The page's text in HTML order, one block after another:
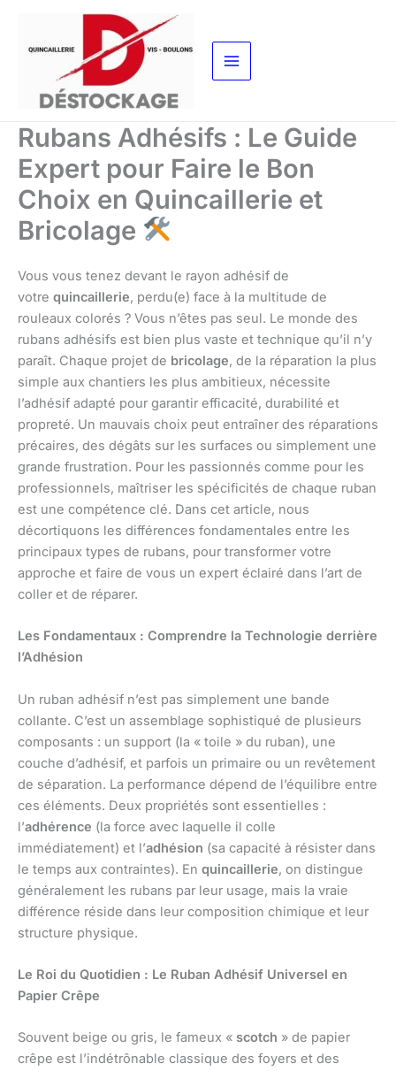
contenu
Rubans Adhésifs : Le Guide
Expert pour Faire le Bon
Choix en Quincaillerie et
Bricolage
Vous vous tenez devant le rayon adhésif de
votre quincaillerie, perdu(e) face à la multitude de
rouleaux colorés ? Vous n’êtes pas seul. Le monde des
rubans adhésifs est bien plus vaste et technique qu’il n’y
paraît. Chaque projet de bricolage, de la réparation la plus
simple aux chantiers les plus ambitieux, nécessite
l’adhésif adapté pour garantir efficacité, durabilité et
propreté. Un mauvais choix peut entraîner des réparations
précaires, des dégâts sur les surfaces ou simplement une
grande frustration. Pour les passionnés comme pour les
professionnels, maîtriser les spécificités de chaque ruban
est une compétence clé. Dans cet article, nous
décortiquons les différences fondamentales entre les
principaux types de rubans, pour transformer votre
approche et faire de vous un expert éclairé dans l’art de
coller et de réparer.
Les Fondamentaux : Comprendre la Technologie derrière
l’Adhésion
Un ruban adhésif n’est pas simplement une bande
collante. C’est un assemblage sophistiqué de plusieurs
composants : un support (la « toile » du ruban), une
couche d’adhésif, et parfois un primaire ou un revêtement
de séparation. La performance dépend de l’équilibre entre
ces éléments. Deux propriétés sont essentielles :
l’adhérence (la force avec laquelle il colle
immédiatement) et l’adhésion (sa capacité à résister dans
le temps aux contraintes). En quincaillerie, on distingue
généralement les rubans par leur usage, mais la vraie
différence réside dans leur composition chimique et leur
structure physique.
Le Roi du Quotidien : Le Ruban Adhésif Universel en
Papier Crêpe
Souvent beige ou gris, le fameux « scotch » de papier
crêpe est l’indétrônable classique des foyers et des